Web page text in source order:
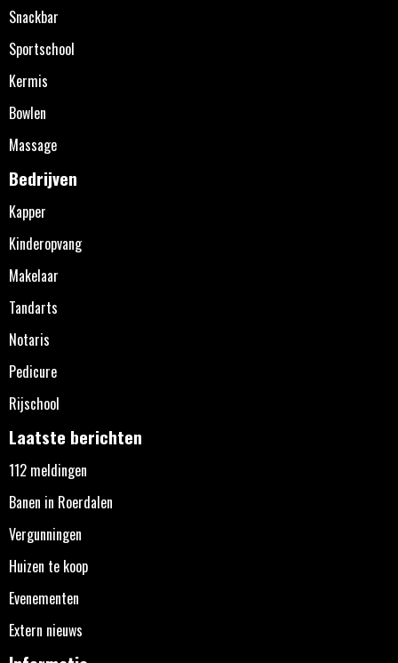
Snackbar
Sportschool
Kermis
Bowlen
Massage
Bedrijven
Kapper
Kinderopvang
Makelaar
Tandarts
Notaris
Pedicure
Rijschool
Laatste berichten
112 meldingen
Banen in Roerdalen
Vergunningen
Huizen te koop
Evenementen
Extern nieuws